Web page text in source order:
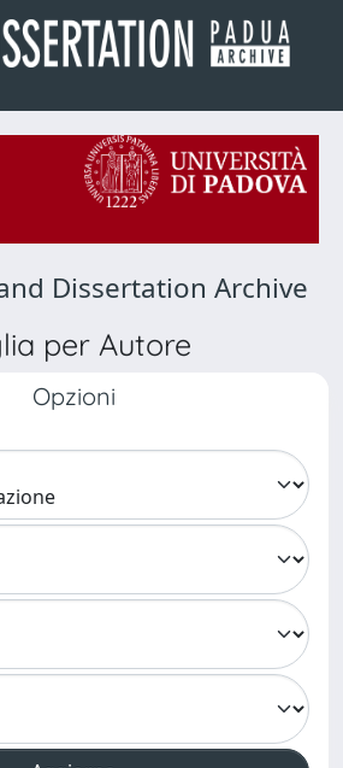
Dissertation Archive
per Autore
Opzioni